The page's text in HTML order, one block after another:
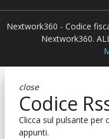
Nextwork360 - Codice
Nextwork360.
close
Codice
Clicca sul pulsante per
appunti.